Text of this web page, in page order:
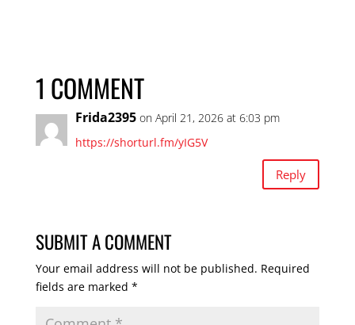
1 COMMENT
Frida2395 on April 21, 2026 at 6:03 pm
https://shorturl.fm/yIG5V
Reply
SUBMIT A COMMENT
Your email address will not be published. Required
fields are marked *